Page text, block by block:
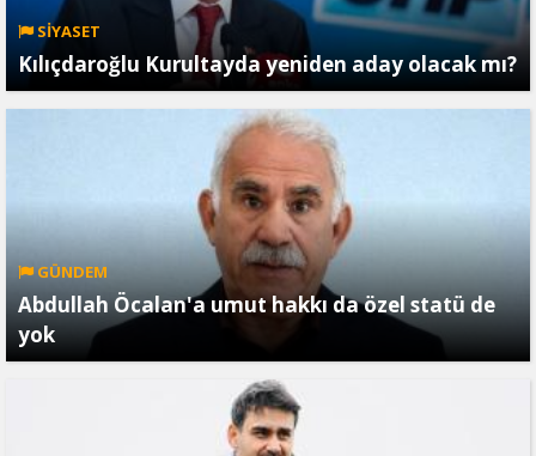
SİYASET
Kılıçdaroğlu Kurultayda yeniden aday olacak mı?
GÜNDEM
Abdullah Öcalan'a umut hakkı da özel statü de
yok